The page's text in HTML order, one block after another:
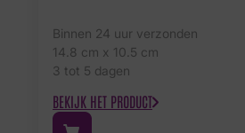
Binnen 24 uur verzonden
14.8 cm x 10.5 cm
3 tot 5 dagen
BEKIJK HET PRODUCT